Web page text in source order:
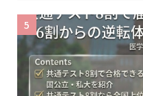
5